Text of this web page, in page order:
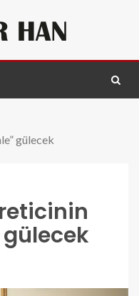
gülecek
gülecek